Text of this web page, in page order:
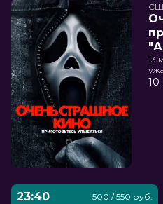
13
10
23:40
500 / 550 руб.